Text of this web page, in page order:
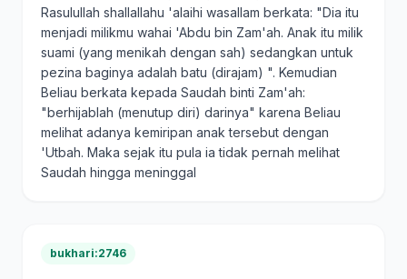
Rasulullah shallallahu 'alaihi wasallam berkata: "Dia itu
menjadi milikmu wahai 'Abdu bin Zam'ah. Anak itu milik
suami (yang menikah dengan sah) sedangkan untuk
pezina baginya adalah batu (dirajam) ". Kemudian
Beliau berkata kepada Saudah binti Zam'ah:
"berhijablah (menutup diri) darinya" karena Beliau
melihat adanya kemiripan anak tersebut dengan
'Utbah. Maka sejak itu pula ia tidak pernah melihat
Saudah hingga meninggal
bukhari:2746